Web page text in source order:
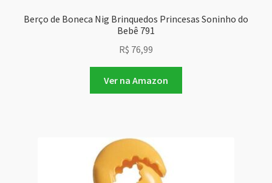
Berço de Boneca Nig Brinquedos Princesas Soninho do
Bebê 791
R$ 76,99
Ver na Amazon